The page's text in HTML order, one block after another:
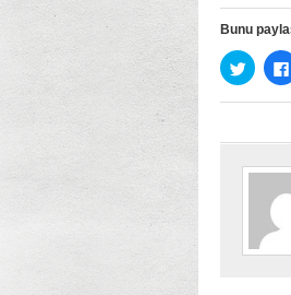
Bunu
Twitter
için